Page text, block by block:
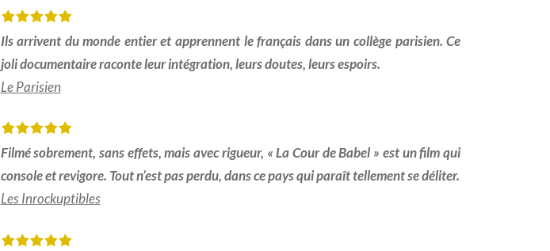
Ils arrivent du monde entier et apprennent le français dans un collège parisien. Ce
joli documentaire raconte leur intégration, leurs doutes, leurs espoirs.
Le Parisien
Filmé sobrement, sans effets, mais avec rigueur, « La Cour de Babel » est un film qui
console et revigore. Tout n’est pas perdu, dans ce pays qui paraît tellement se déliter.
Les Inrockuptibles